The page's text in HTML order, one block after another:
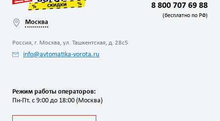
Москва
Россия, г. Москва, ул. Ташкентская, д. 28с5
info@avtomatika-vorota.ru
8 800 707 69 88
(бесплатно по РФ)
Режим работы операторов:
Пн-Пт. с 9:00 до 18:00 (Москва)